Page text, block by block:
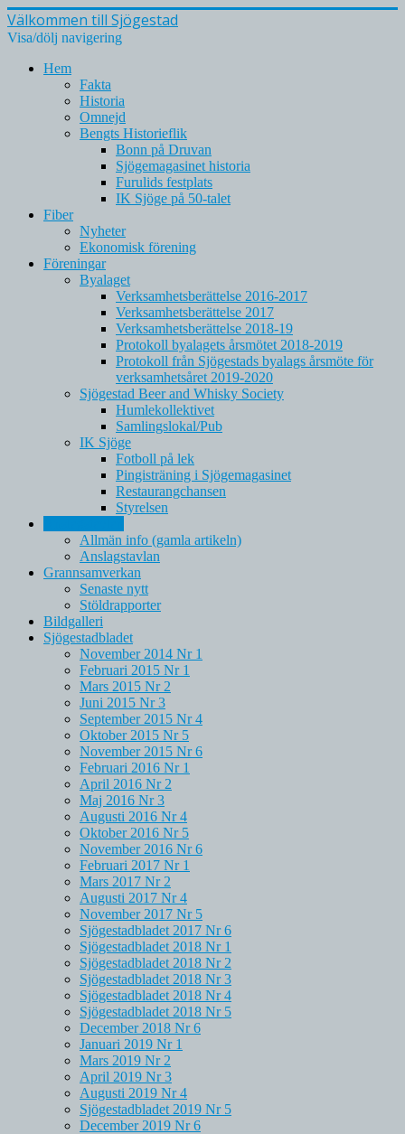
Välkommen till Sjögestad
Visa/dölj navigering
Hem
Fakta
Historia
Omnejd
Bengts Historieflik
Bonn på Druvan
Sjögemagasinet historia
Furulids festplats
IK Sjöge på 50-talet
Fiber
Nyheter
Ekonomisk förening
Föreningar
Byalaget
Verksamhetsberättelse 2016-2017
Verksamhetsberättelse 2017
Verksamhetsberättelse 2018-19
Protokoll byalagets årsmötet 2018-2019
Protokoll från Sjögestads byalags årsmöte för
verksamhetsåret 2019-2020
Sjögestad Beer and Whisky Society
Humlekollektivet
Samlingslokal/Pub
IK Sjöge
Fotboll på lek
Pingisträning i Sjögemagasinet
Restaurangchansen
Styrelsen
Allmän info (gamla artikeln)
Anslagstavlan
Grannsamverkan
Senaste nytt
Stöldrapporter
Bildgalleri
Sjögestadbladet
November 2014 Nr 1
Februari 2015 Nr 1
Mars 2015 Nr 2
Juni 2015 Nr 3
September 2015 Nr 4
Oktober 2015 Nr 5
November 2015 Nr 6
Februari 2016 Nr 1
April 2016 Nr 2
Maj 2016 Nr 3
Augusti 2016 Nr 4
Oktober 2016 Nr 5
November 2016 Nr 6
Februari 2017 Nr 1
Mars 2017 Nr 2
Augusti 2017 Nr 4
November 2017 Nr 5
Sjögestadbladet 2017 Nr 6
Sjögestadbladet 2018 Nr 1
Sjögestadbladet 2018 Nr 2
Sjögestadbladet 2018 Nr 3
Sjögestadbladet 2018 Nr 4
Sjögestadbladet 2018 Nr 5
December 2018 Nr 6
Januari 2019 Nr 1
Mars 2019 Nr 2
April 2019 Nr 3
Augusti 2019 Nr 4
Sjögestadbladet 2019 Nr 5
December 2019 Nr 6